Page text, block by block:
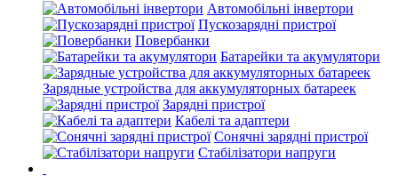
Автомобільні інвертори
Пускозарядні пристрої
Повербанки
Батарейки та акумулятори
Зарядные устройства для аккумуляторных батареек
Зарядні пристрої
Кабелі та адаптери
Сонячні зарядні пристрої
Стабілізатори напруги